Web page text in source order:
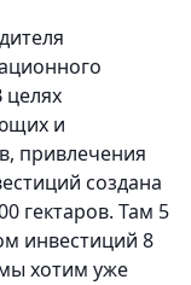
целях
и
привлечения
создана
гектаров. Там 5
инвестиций 8
хотим уже